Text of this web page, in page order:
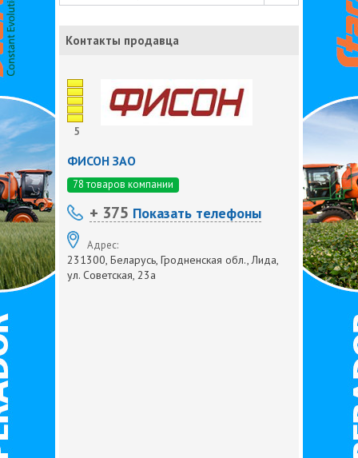
Контакты продавца
5
ФИСОН ЗАО
78 товаров компании
+ 375 Показать телефоны
Адрес:
231300, Беларусь, Гродненская обл., Лида,
ул. Советская, 23а